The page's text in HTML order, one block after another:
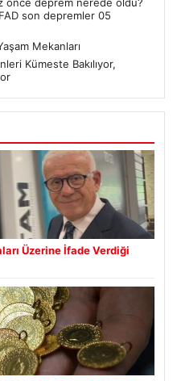
son depremler 05
Mekanları
Kümeste Bakılıyor,
Üzerine İfade Verdiği